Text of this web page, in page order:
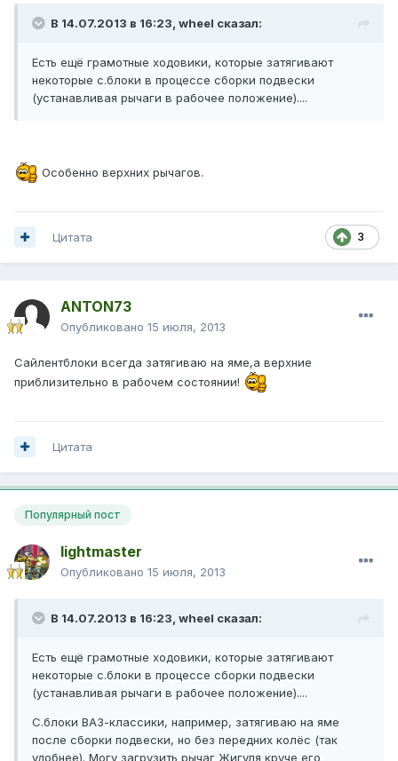
В 14.07.2013 в 16:23, wheel сказал:
Есть ещё грамотные ходовики, которые затягивают
некоторые с.блоки в процессе сборки подвески
(устанавливая рычаги в рабочее положение)....
Особенно верхних рычагов.
3
Цитата
ANTON73
Опубликовано 15 июля, 2013
Сайлентблоки всегда затягиваю на яме,а верхние
приблизительно в рабочем состоянии!
Цитата
Популярный пост
lightmaster
Опубликовано 15 июля, 2013
В 14.07.2013 в 16:23, wheel сказал:
Есть ещё грамотные ходовики, которые затягивают
некоторые с.блоки в процессе сборки подвески
(устанавливая рычаги в рабочее положение)....
С.блоки ВАЗ-классики, например, затягиваю на яме
после сборки подвески, но без передних колёс (так
удобнее). Могу загрузить рычаг Жигуля круче его